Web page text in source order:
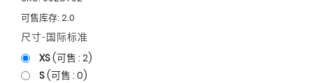
可售库存: 2.0
尺寸-国际标准
XS(可售 :2)
S(可售 :0)